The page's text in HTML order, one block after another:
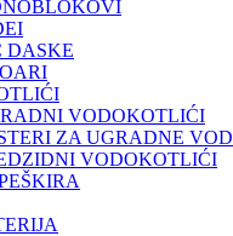
DASKE
VODOKOTLIĆI
ZA UGRADNE
VODOKOTLIĆI